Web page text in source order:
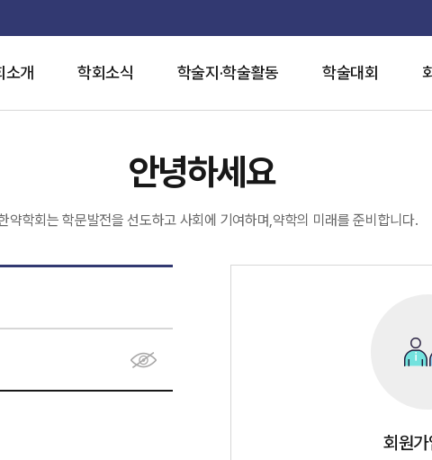
소개 학회소식 학술지·학술활동 학술대회
안녕하세요
약학회는 학문발전을 선도하고 사회에 기여하며,약학의 미래를 준비합니다.
회원가